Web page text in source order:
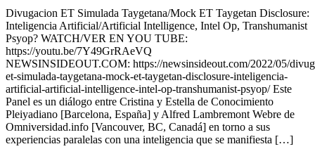
Divugacion ET Simulada Taygetana/Mock ET Taygetan Disclosure:
Inteligencia Artificial/Artificial Intelligence, Intel Op, Transhumanist
Psyop? WATCH/VER EN YOU TUBE:
https://youtu.be/7Y49GrRAeVQ
NEWSINSIDEOUT.COM: https://newsinsideout.com/2022/05/
et-simulada-taygetana-mock-et-taygetan-disclosure-inteligencia-
artificial-artificial-intelligence-intel-op-transhumanist-psyop/ Este
Panel es un diálogo entre Cristina y Estella de Conocimiento
Pleiyadiano [Barcelona, España] y Alfred Lambremont Webre de
Omniversidad.info [Vancouver, BC, Canadá] en torno a sus
experiencias paralelas con una inteligencia que se manifiesta […]